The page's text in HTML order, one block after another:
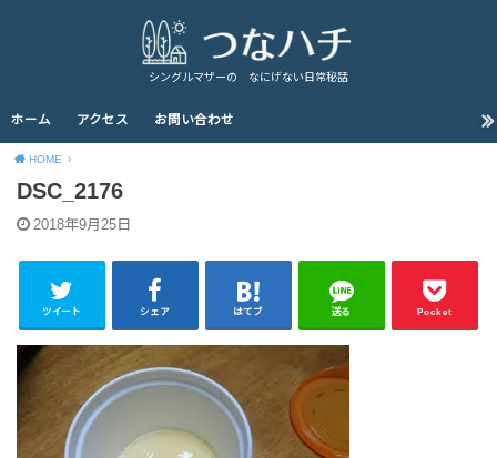
シングルマザーの なにげない日常秘話
ホーム アクセス お問い合わせ
HOME
DSC_2176
2018年9月25日
ツイート シェア はてブ 送る Pocket